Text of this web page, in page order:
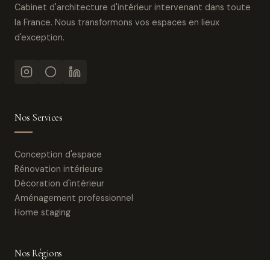
Cabinet d'architecture d'intérieur intervenant dans toute
la France. Nous transformons vos espaces en lieux
d'exception.
Nos Services
Conception d'espace
Rénovation intérieure
Décoration d'intérieur
Aménagement professionnel
Home staging
Nos Régions